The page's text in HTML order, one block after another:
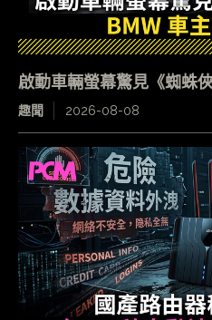
啟動車輛螢幕驚見《蜘蛛
趣聞 2026-08-08